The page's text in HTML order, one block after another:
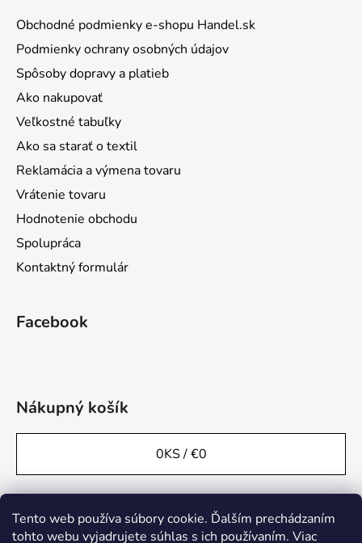
Tento web používa súbory cookie. Ďalším prechádzaním
tohto webu vyjadrujete súhlas s ich používaním. Viac
Obchodné podmienky e-shopu Handel.sk
Podmienky ochrany osobných údajov
Spôsoby dopravy a platieb
Ako nakupovať
Veľkostné tabuľky
Ako sa starať o textil
Reklamácia a výmena tovaru
Vrátenie tovaru
Hodnotenie obchodu
Spolupráca
Kontaktný formulár
Facebook
Nákupný košík
0KS /€0